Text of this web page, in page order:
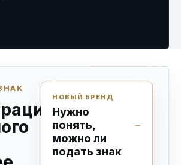
НОВЫЙ БРЕНД
Нужно
понять,
можно ли
подать знак